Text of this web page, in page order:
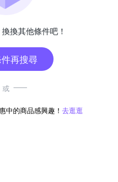
換其他條件吧！
再搜尋
或
中的商品感興趣！ 去逛逛